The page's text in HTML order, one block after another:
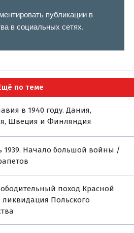
публикации в
в социальных сетях.
по теме
в 1940 году. Дания,
Швеция и Финляндия
1939. Начало большой войны /
поход Красной
Польского